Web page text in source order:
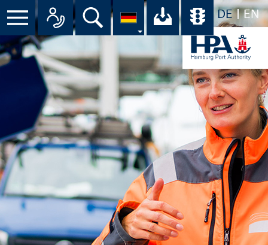
DE EN
Suche Ihr Download-